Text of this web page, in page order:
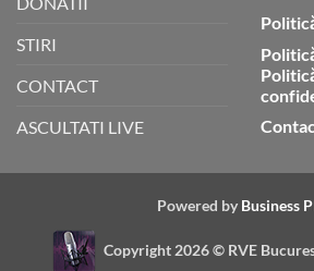
STIRI
CONTACT
ASCULTATI LIVE
Powered by Business
Copyright 2026 © RVE